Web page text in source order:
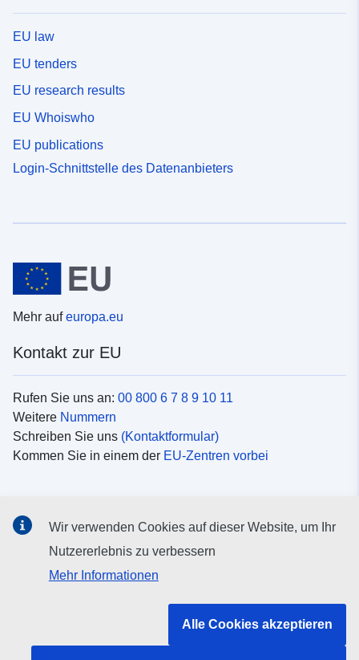
EU law
EU tenders
EU research results
EU Whoiswho
EU publications
Login-Schnittstelle des Datenanbieters
Mehr aufeuropa.eu
Kontakt zur EU
Rufen Sie uns an: 00 800 6 7 8 9 10 11
Weitere Nummern
Schreiben Sie uns (Kontaktformular)
Kommen Sie in einem der EU-Zentren vorbei
Suche nach EUSocial-Media-Kanäle
Organe und Einrichtungen der EU
Wir verwenden Cookies auf dieser Website, um Ihr
Nutzererlebnis zu verbessern
Mehr Informationen
Alle Cookies akzeptieren